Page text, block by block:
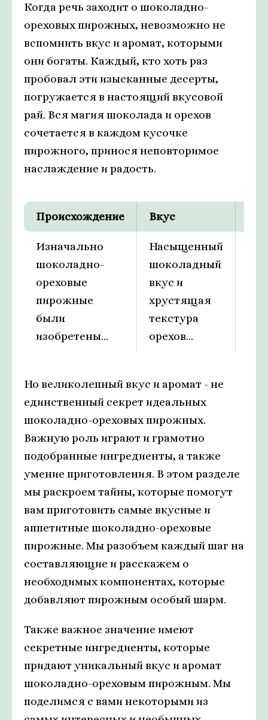
Когда речь заходит о шоколадно-
ореховых пирожных, невозможно не
вспомнить вкус и аромат, которыми
они богаты. Каждый, кто хоть раз
пробовал эти изысканные десерты,
погружается в настоящий вкусовой
рай. Вся магия шоколада и орехов
сочетается в каждом кусочке
пирожного, принося неповторимое
наслаждение и радость.
Происхождение Вкус
Изначально
шоколадно-
ореховые
пирожные
были
изобретены...
Насыщенный
шоколадный
вкус и
хрустящая
текстура
орехов...
Но великолепный вкус и аромат - не
единственный секрет идеальных
шоколадно-ореховых пирожных.
Важную роль играют и грамотно
подобранные ингредиенты, а также
умение приготовления. В этом разделе
мы раскроем тайны, которые помогут
вам приготовить самые вкусные и
аппетитные шоколадно-ореховые
пирожные. Мы разобъем каждый шаг на
составляющие и расскажем о
необходимых компонентах, которые
добавляют пирожным особый шарм.
Также важное значение имеют
секретные ингредиенты, которые
придают уникальный вкус и аромат
шоколадно-ореховым пирожным. Мы
поделимся с вами некоторыми из